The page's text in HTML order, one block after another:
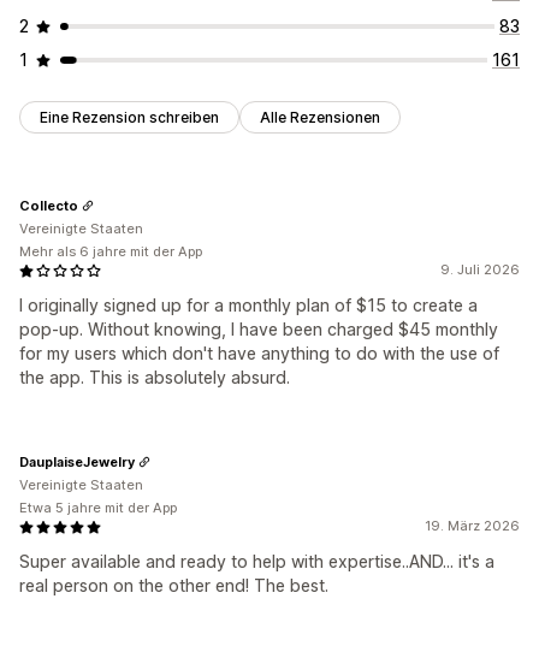
2
83
1
161
Eine Rezension schreiben Alle Rezensionen
9. Juli 2026
I originally signed up for a monthly plan of $15 to create a
pop-up. Without knowing, I have been charged $45 monthly
for my users which don't have anything to do with the use of
the app. This is absolutely absurd.
Collecto
Vereinigte Staaten
Mehr als 6 jahre mit der App
19. März 2026
Super available and ready to help with expertise..AND... it's a
real person on the other end! The best.
DauplaiseJewelry
Vereinigte Staaten
Etwa 5 jahre mit der App